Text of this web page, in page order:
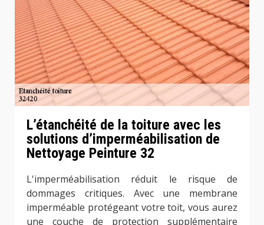
L’étanchéité de la toiture avec les
solutions d’imperméabilisation de
Nettoyage Peinture 32
L'imperméabilisation réduit le risque de
dommages critiques. Avec une membrane
imperméable protégeant votre toit, vous aurez
une couche de protection supplémentaire